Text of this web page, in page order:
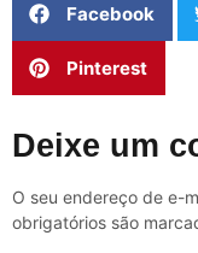
Facebook
Pinterest
Deixe um
O seu endereço de e-
obrigatórios são